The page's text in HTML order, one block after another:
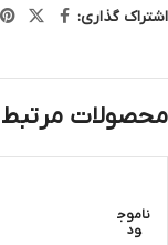
اشتراک گذاری:
محصولات مرتبط
ناموج
ود